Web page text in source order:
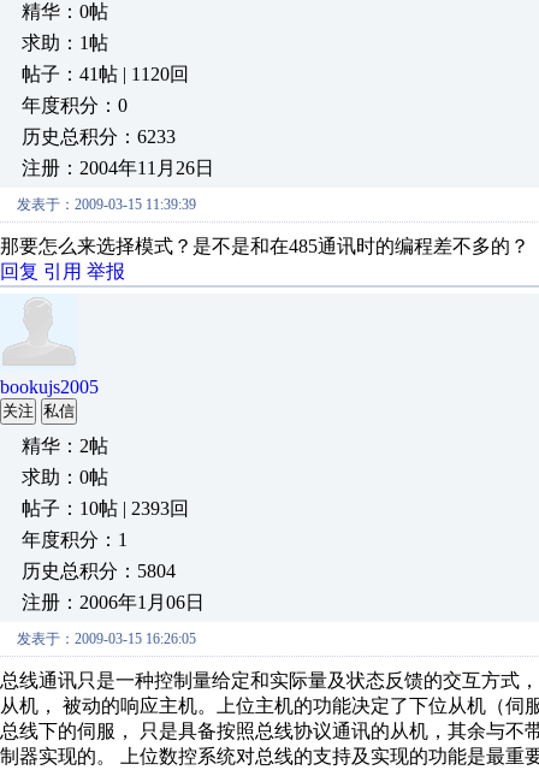
精华：0帖
求助：1帖
帖子：41帖 | 1120回
年度积分：0
历史总积分：6233
注册：2004年11月26日
发表于：2009-03-15 11:39:39
那要怎么来选择模式？是不是和在485通讯时的编程差不多的？
回复 引用 举报
bookujs2005
关注 私信
精华：2帖
求助：0帖
帖子：10帖 | 2393回
年度积分：1
历史总积分：5804
注册：2006年1月06日
发表于：2009-03-15 16:26:05
总线通讯只是一种控制量给定和实际量及状态反馈的交互方式
从机， 被动的响应主机。上位主机的功能决定了下位从机（伺
总线下的伺服， 只是具备按照总线协议通讯的从机，其余与
制器实现的。 上位数控系统对总线的支持及实现的功能是最